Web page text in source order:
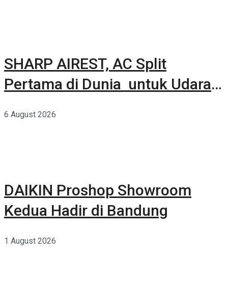
SHARP AIREST, AC Split
Pertama di Dunia untuk Udara
6 August 2026
DAIKIN Proshop Showroom
Kedua Hadir di Bandung
1 August 2026